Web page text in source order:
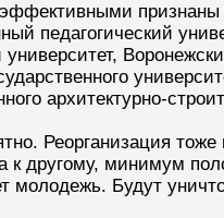
признаны
педагогический
университет,
архитектурно-
Реорганизация
к другому, минимум
молодежь. Будут